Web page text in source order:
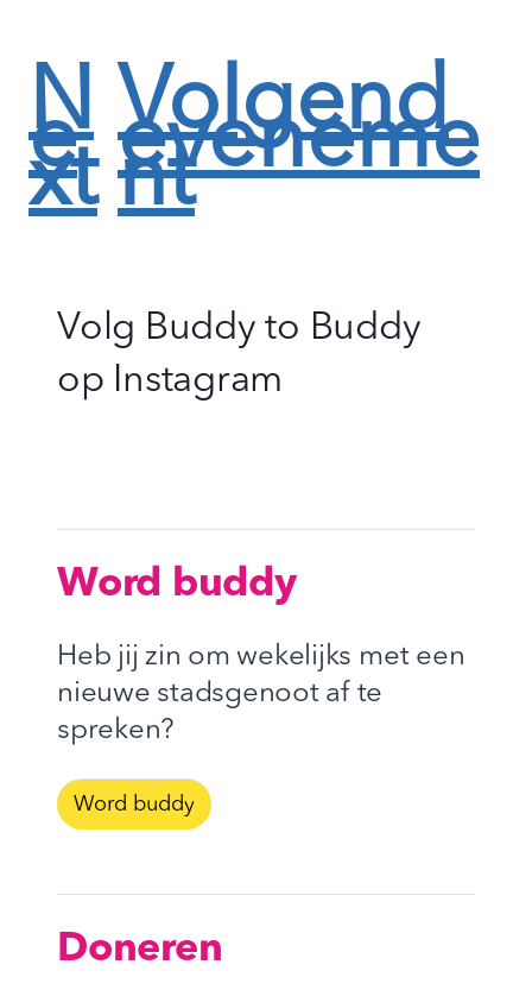
N
e
xt
Volgend
eveneme
nt
Volg Buddy to Buddy
op Instagram
Word buddy
Heb jij zin om wekelijks met een
nieuwe stadsgenoot af te
spreken?
Word buddy
Doneren